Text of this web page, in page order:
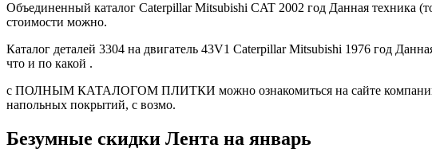
Объединенный каталог Caterpillar Mitsubishi CAT 2002 год Данная техника
стоимости можно.
Каталог деталей 3304 на двигатель 43V1 Caterpillar Mitsubishi 1976 год
что и по какой .
с ПОЛНЫМ КАТАЛОГОМ ПЛИТКИ можно ознакомиться на сайте компании
напольных покрытий, с возмо.
Безумные скидки Лента на январь